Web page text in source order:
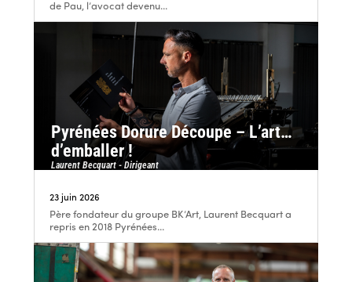
de Pau, l’avocat devenu...
Pyrénées Dorure Découpe – L’art…
d’emballer !
Laurent Becquart - Dirigeant
23 juin 2026
Père fondateur du groupe BK’Art, Laurent Becquart a
repris en 2018 Pyrénées...